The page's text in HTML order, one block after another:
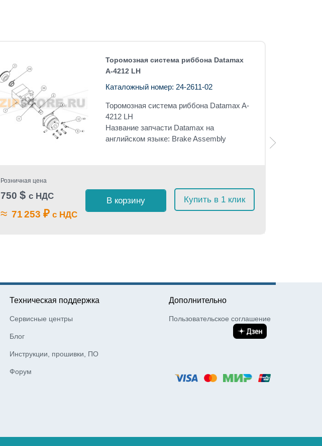
Торомозная система риббона Datamax
A-4212 LH
Каталожный номер: 24-2611-02
Торомозная система риббонаDatamax A-
4212 LH
Название запчасти Datamax на
английском языке: Brake Assembly
Розничная цена
750 $ с НДС
≈ 71 253 ₽ с НДС
В корзину Купить в 1 клик
Техническая поддержка
Сервисные центры
Блог
Инструкции, прошивки, ПО
Форум
Дополнительно
Пользовательское соглашение